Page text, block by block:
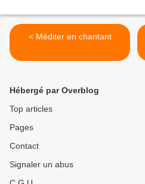
< Méditer en chantant
Hébergé par Overblog
Top articles
Pages
Contact
Signaler un abus